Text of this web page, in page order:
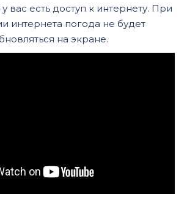
вас есть доступ к интернету. При
интернета погода не будет
на экране.